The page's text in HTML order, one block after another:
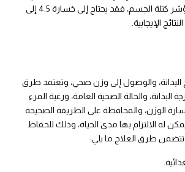
ويعد بدينًا بمقياس مؤشر كتلة الجسم، فقد يحتاج إلى خسارة 4.5 إلى
والوصول إلى وزن صحي، وتعتمد طرق
البدانة، والحالة الصحية العامة، ورغبة المرء
الوزن، والمحافظة على الطريقة الصحيحة
يمكن له الالتزام بها مدى الحياة، وذلك للحفاظ
طرق العلاج ما يلي: